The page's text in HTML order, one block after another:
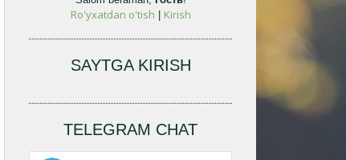
Ro'yxatdan o'tish Kirish
SAYTGA KIRISH
TELEGRAM CHAT